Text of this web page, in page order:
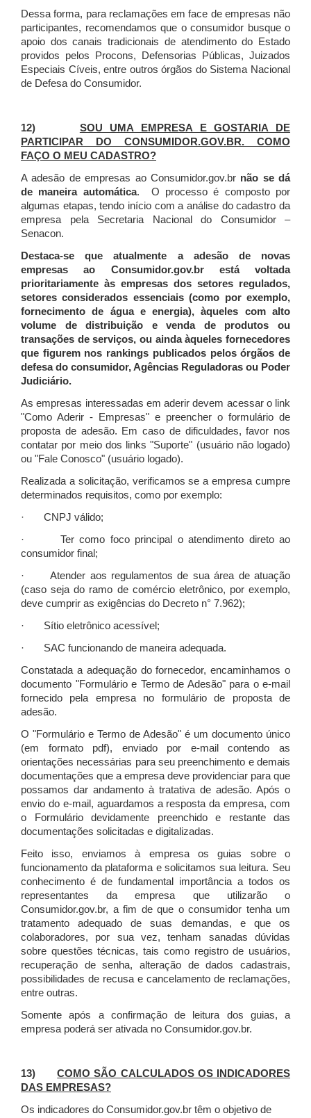
Dessa forma, para reclamações em face de empresas não
participantes, recomendamos que o consumidor busque o
apoio dos canais tradicionais de atendimento do Estado
providos pelos Procons, Defensorias Públicas, Juizados
Especiais Cíveis, entre outros órgãos do Sistema Nacional
de Defesa do Consumidor.
12) SOU UMA EMPRESA E GOSTARIA DE
PARTICIPAR DO CONSUMIDOR.GOV.BR. COMO
FAÇO O MEU CADASTRO?
A adesão de empresas ao Consumidor.gov.br não se dá
de maneira automática. O processo é composto por
algumas etapas, tendo início com a análise do cadastro da
empresa pela Secretaria Nacional do Consumidor –
Senacon.
Destaca-se que atualmente a adesão de novas
empresas ao Consumidor.gov.br está voltada
prioritariamente às empresas dos setores regulados,
setores considerados essenciais (como por exemplo,
fornecimento de água e energia), àqueles com alto
volume de distribuição e venda de produtos ou
transações de serviços, ou ainda àqueles fornecedores
que figurem nos rankings publicados pelos órgãos de
defesa do consumidor, Agências Reguladoras ou Poder
Judiciário.
As empresas interessadas em aderir devem acessar o link
"Como Aderir - Empresas" e preencher o formulário de
proposta de adesão. Em caso de dificuldades, favor nos
contatar por meio dos links "Suporte" (usuário não logado)
ou "Fale Conosco" (usuário logado).
Realizada a solicitação, verificamos se a empresa cumpre
determinados requisitos, como por exemplo:
· CNPJ válido;
· Ter como foco principal o atendimento direto ao
consumidor final;
· Atender aos regulamentos de sua área de atuação
(caso seja do ramo de comércio eletrônico, por exemplo,
deve cumprir as exigências do Decreto n° 7.962);
· Sítio eletrônico acessível;
· SAC funcionando de maneira adequada.
Constatada a adequação do fornecedor, encaminhamos o
documento "Formulário e Termo de Adesão" para o e-mail
fornecido pela empresa no formulário de proposta de
adesão.
O "Formulário e Termo de Adesão" é um documento único
(em formato pdf), enviado por e-mail contendo as
orientações necessárias para seu preenchimento e demais
documentações que a empresa deve providenciar para que
possamos dar andamento à tratativa de adesão. Após o
envio do e-mail, aguardamos a resposta da empresa, com
o Formulário devidamente preenchido e restante das
documentações solicitadas e digitalizadas.
Feito isso, enviamos à empresa os guias sobre o
funcionamento da plataforma e solicitamos sua leitura. Seu
conhecimento é de fundamental importância a todos os
representantes da empresa que utilizarão o
Consumidor.gov.br, a fim de que o consumidor tenha um
tratamento adequado de suas demandas, e que os
colaboradores, por sua vez, tenham sanadas dúvidas
sobre questões técnicas, tais como registro de usuários,
recuperação de senha, alteração de dados cadastrais,
possibilidades de recusa e cancelamento de reclamações,
entre outras.
Somente após a confirmação de leitura dos guias, a
empresa poderá ser ativada no Consumidor.gov.br.
13)COMO SÃO CALCULADOS OS INDICADORES
DAS EMPRESAS?
Os indicadores do Consumidor.gov.br têm o objetivo de